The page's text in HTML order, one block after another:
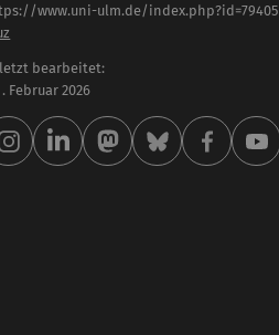
www.uni-ulm.de/index.php?id=79405
bearbeitet:
Februar 2026